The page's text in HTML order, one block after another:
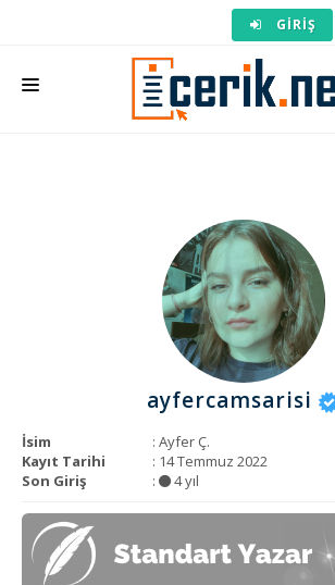
GIRIŞ
KURUMSAL
ayfercamsarisi
İsim
: Ayfer Ç.
Kayıt Tarihi
: 14 Temmuz 2022
Son Giriş
: 4 yıl